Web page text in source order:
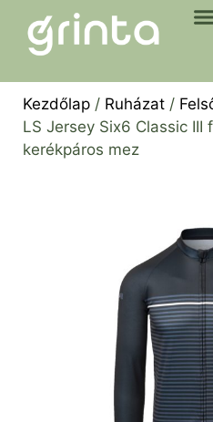
Kezdőlap / Ruházat /
LS Jersey Six6 Classic
kerékpáros mez